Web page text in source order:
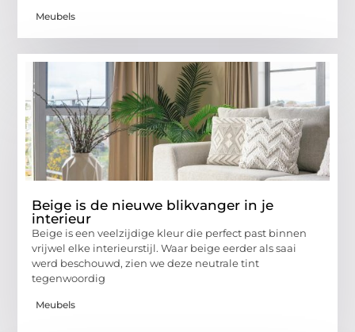
Meubels
Beige is de nieuwe blikvanger in je
interieur
Beige is een veelzijdige kleur die perfect past binnen
vrijwel elke interieurstijl. Waar beige eerder als saai
werd beschouwd, zien we deze neutrale tint
tegenwoordig
Meubels